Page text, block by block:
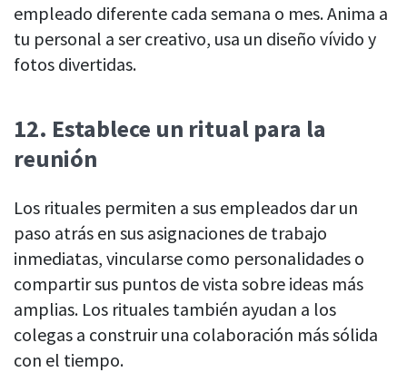
empleado diferente cada semana o mes. Anima a
tu personal a ser creativo, usa un diseño vívido y
fotos divertidas.
12. Establece un ritual para la
reunión
Los rituales permiten a sus empleados dar un
paso atrás en sus asignaciones de trabajo
inmediatas, vincularse como personalidades o
compartir sus puntos de vista sobre ideas más
amplias. Los rituales también ayudan a los
colegas a construir una colaboración más sólida
con el tiempo.